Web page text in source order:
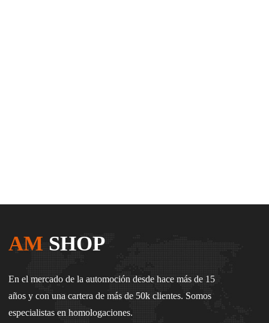
AM SHOP
En el mercado de la automoción desde hace más de 15
años y con una cartera de más de 50k clientes. Somos
especialistas en homologaciones.